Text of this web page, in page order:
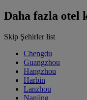
Daha fazla otel
Skip Şehirler list
Chengdu
Guangzhou
Hangzhou
Harbin
Lanzhou
Nanjing